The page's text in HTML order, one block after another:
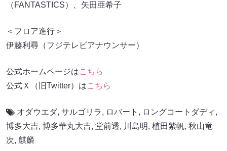
（FANTASTICS）、矢田亜希子
＜フロア進行＞
伊藤利尋（フジテレビアナウンサー）
公式ホームページはこちら
公式Ｘ（旧Twitter）はこちら
オダウエダ, サルゴリラ, ロバート , ロングコートダディ ,
博多大吉, 博多華丸大吉, 堂前透, 川島明, 植田紫帆, 秋山竜
次, 麒麟